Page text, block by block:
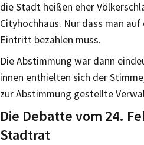
die Stadt heißen eher
Cityhochhaus. Nur dass man
Eintritt bezahlen muss.
Die Abstimmung war dann
innen enthielten sich der
zur Abstimmung gestellte
Die Debatte vom 24.
Stadtrat